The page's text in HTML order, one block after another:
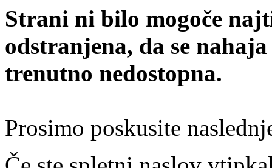
Strani ni bilo mogoče
odstranjena, da se
trenutno nedostopna.
Prosimo poskusite